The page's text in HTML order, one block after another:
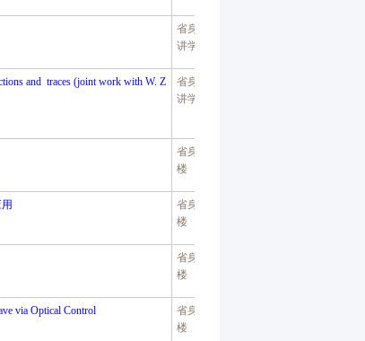
省身楼
讲学厅
and traces (joint work with W. Z
省身楼
讲学厅
省身楼八
楼
省身楼八
楼
省身楼八
楼
via Optical Control
省身楼八
楼